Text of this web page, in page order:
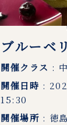
ブルーベ
開催クラス :
開催日時 :
15:30
開催場所 : 徳